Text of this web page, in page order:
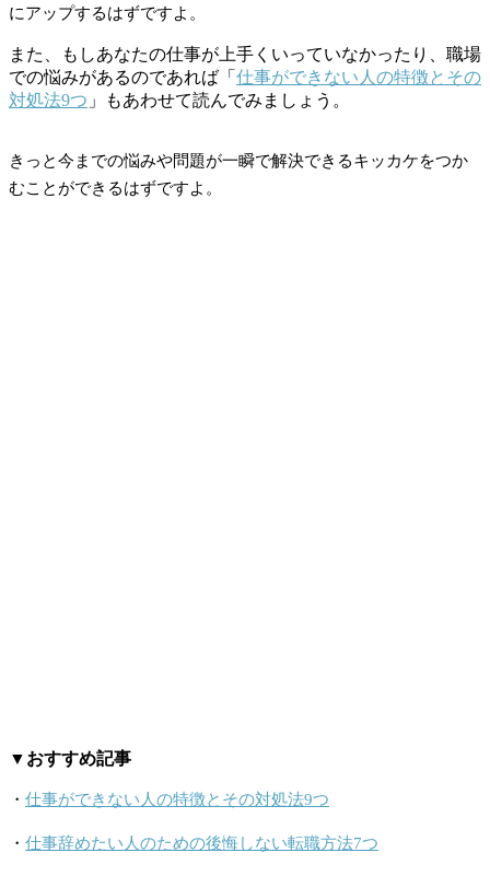
にアップするはずですよ。
また、もしあなたの仕事が上手くいっていなかったり、職場
での悩みがあるのであれば「 仕事ができない人の特徴とその
対処法9つ 」もあわせて読んでみましょう。
きっと今までの悩みや問題が一瞬で解決できるキッカケをつか
むことができるはずですよ。
▼おすすめ記事
・ 仕事ができない人の特徴とその対処法9つ
・ 仕事辞めたい人のための後悔しない転職方法7つ